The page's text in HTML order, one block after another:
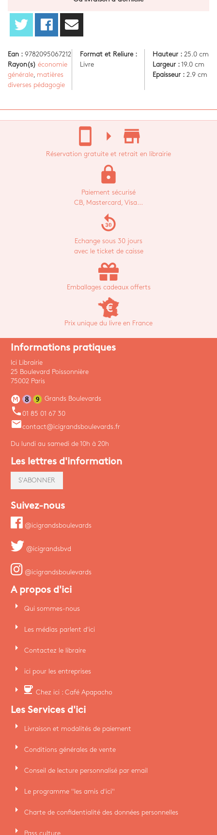
Ean : 9782095067212
Rayon(s) économie
générale
matières
diverses pédagogie
Format et Reliure :
Livre
Hauteur :25.0 cm
Largeur :19.0 cm
Epaisseur :2.9 cm
stay_current_portrait arrow_right store_mall_directory
Réservation gratuite et retrait en librairie
lock
Paiement sécurisé
CB, Mastercard, Visa...
replay_30
Echange sous 30 jours
avec le ticket de caisse
Emballages cadeaux offerts
Prix unique du livre en France
Informations pratiques
Ici Librairie
25 Boulevard Poissonnière
75002 Paris
Grands Boulevards
phone 01 85 01 67 30
emailcontact@icigrandsboulevards.fr
Du lundi au samedi de 10h à 20h
Les lettres d'information
S'ABONNER
Suivez-nous
@icigrandsboulevards
@icigrandsbvd
@icigrandsboulevards
A propos d'ici
arrow_right Qui sommes-nous
arrow_right Les médias parlent d'ici
arrow_right Contactez le libraire
arrow_right ici pour les entreprises
arrow_right coffee Chez ici : Café Apapacho
Les Services d'ici
arrow_right Livraison et modalités de paiement
arrow_right Conditions générales de vente
arrow_right Conseil de lecture personnalisé par email
arrow_right Le programme "les amis d'ici"
arrow_right Charte de confidentialité des données personnelles
arrow_right Pass culture